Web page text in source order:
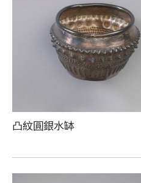
凸紋圓銀水缽